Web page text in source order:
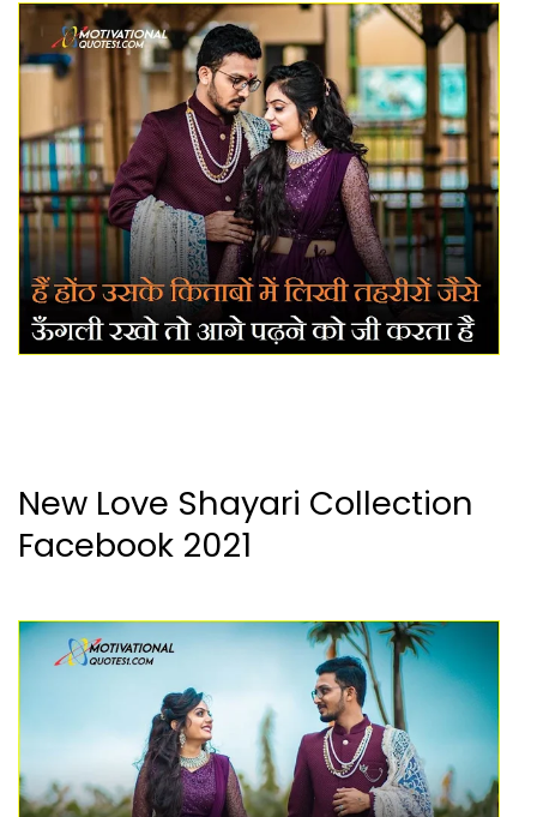
New Love Shayari Collection
Facebook 2021